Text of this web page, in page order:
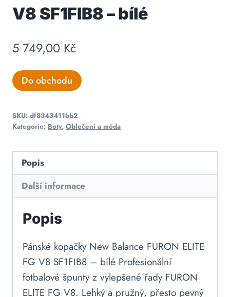
V8 SF1FIB8 – bílé
5 749,00 Kč
Do obchodu
SKU: df8343411bb2
Kategorie: Boty, Oblečení a móda
Popis
Další informace
Popis
Pánské kopačky New Balance FURON ELITE
FG V8 SF1FIB8 – bílé Profesionální
fotbalové špunty z vylepšené řady FURON
ELITE FG V8. Lehký a pružný, přesto pevný